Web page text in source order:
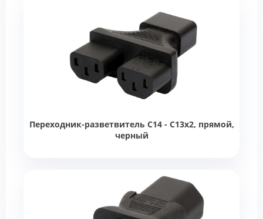
Переходник-разветвитель C14 - C13х2, прямой,
черный